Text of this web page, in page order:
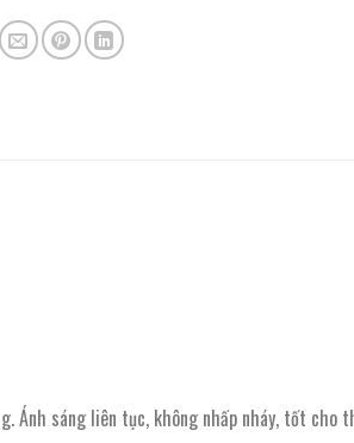
sáng liên tục, không nhấp nháy, tốt cho